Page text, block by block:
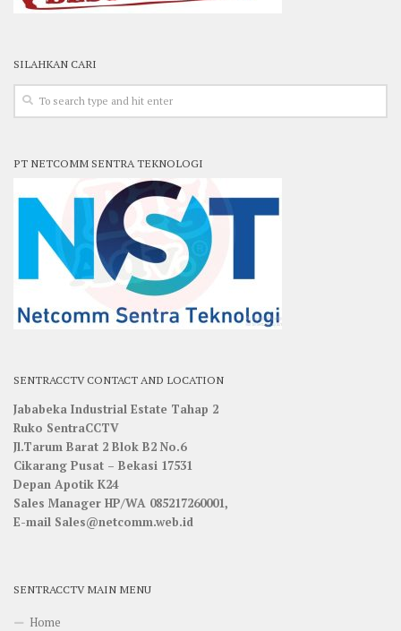
SILAHKAN CARI
PT NETCOMM SENTRA TEKNOLOGI
SENTRACCTV CONTACT AND LOCATION
Jababeka Industrial Estate Tahap 2
Ruko SentraCCTV
Jl.Tarum Barat 2 Blok B2 No.6
Cikarang Pusat – Bekasi 17531
Depan Apotik K24
Sales Manager HP/WA 085217260001,
E-mail Sales@netcomm.web.id
SENTRACCTV MAIN MENU
Home